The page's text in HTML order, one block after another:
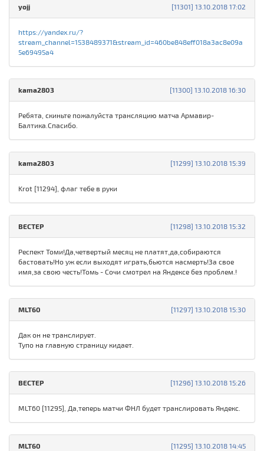
[11301] 13.10.2018 17:02
yojj
https://yandex.ru/?
stream_channel=1538489371&stream_id=460be848eff018a3ac8e09a
5e69495a4
[11300] 13.10.2018 16:30
kama2803
Ребята, скиньте пожалуйста трансляцию матча Армавир-
Балтика.Спасибо.
[11299] 13.10.2018 15:39
kama2803
Krot [11294], флаг тебе в руки
[11298] 13.10.2018 15:32
ВЕСТЕР
Респект Томи!Да,четвертый месяц не платят,да,собираются
бастовать!Но уж если выходят играть,бьются насмерть!За свое
имя,за свою честь!Томь - Сочи смотрел на Яндексе без проблем.!
[11297] 13.10.2018 15:30
MLT60
Дак он не транслирует.
Тупо на главную страницу кидает.
[11296] 13.10.2018 15:26
ВЕСТЕР
MLT60 [11295], Да,теперь матчи ФНЛ будет транслировать Яндекс.
[11295] 13.10.2018 14:45
MLT60